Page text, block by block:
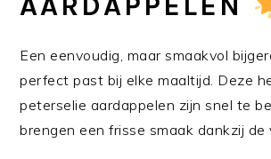
Een eenvoudig, maar smaakvol
perfect past bij elke maaltijd. Deze
peterselie aardappelen zijn snel te
brengen een frisse smaak dankzij de